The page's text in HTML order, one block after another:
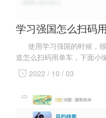
学习强国怎么扫码
习强国扫码用单车
使用学习强国的时候，
道怎么扫码用单车，下面小
扫码用单车方法，有需要的
哦。 &n...
2022 / 10 / 03